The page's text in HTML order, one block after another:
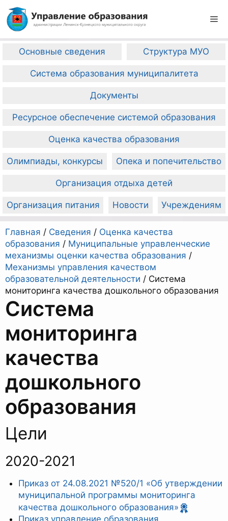
Перейти
содержимому
Основные сведения Структура МУО
Система образования муниципалитета
Документы
Ресурсное обеспечение системой образования
Оценка качества образования
Олимпиады, конкурсы Опека и попечительство
Организация отдыха детей
Организация питания Новости Учреждениям
Главная / Сведения / Оценка качества
образования / Муниципальные управленческие
механизмы оценки качества образования /
Механизмы управления качеством
образовательной деятельности / Система
мониторинга качества дошкольного образования
Система
мониторинга
качества
дошкольного
образования
Цели
2020-2021
Приказ от 24.08.2021 №520/1 «Об утверждении
муниципальной программы мониторинга
качества дошкольного образования»